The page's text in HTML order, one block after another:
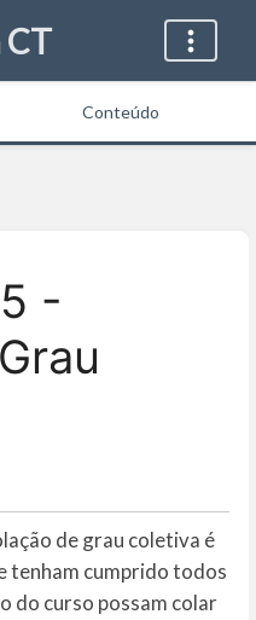
Conteúdo
-
de grau coletiva é
tenham cumprido todos
do curso possam colar